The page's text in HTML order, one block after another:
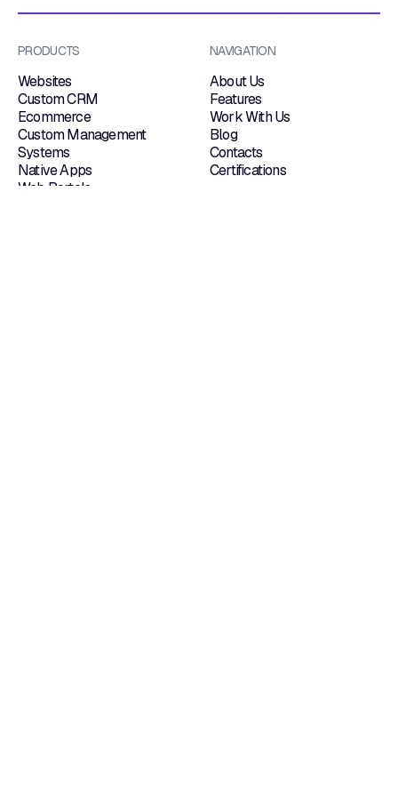
PRODUCTS
Websites
Custom CRM
Ecommerce
Custom Management
Systems
Native Apps
Web Portals
NAVIGATION
About Us
Features
Work With Us
Blog
Contacts
Certifications